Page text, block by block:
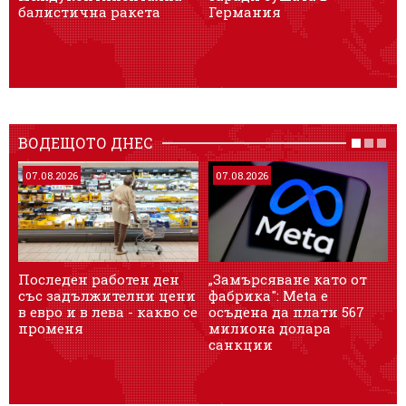
балистична ракета
Германия
ВОДЕЩОТО ДНЕС
07.08.2026
Последен работен ден
със задължителни цени
в евро и в лева - какво се
променя
07.08.2026
„Замърсяване като от
фабрика": Meta е
осъдена да плати 567
милиона долара
санкции